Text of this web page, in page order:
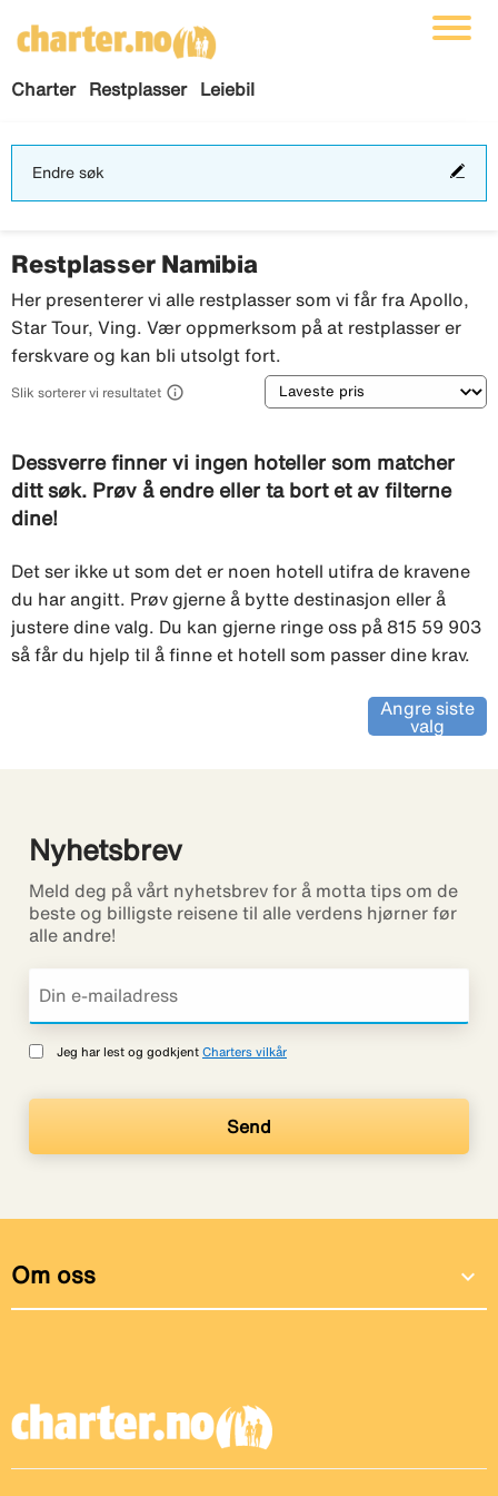
Charter Restplasser Leiebil
Endre søk
Restplasser Namibia
Her presenterer vi alle restplasser som vi får fra Apollo,
Star Tour, Ving. Vær oppmerksom på at restplasser er
ferskvare og kan bli utsolgt fort.
Slik sorterer vi resultatet  Sortering
Dessverre finner vi ingen hoteller som matcher
ditt søk. Prøv å endre eller ta bort et av filterne
dine!
Det ser ikke ut som det er noen hotell utifra de kravene
du har angitt. Prøv gjerne å bytte destinasjon eller å
justere dine valg. Du kan gjerne ringe oss på 815 59 903
så får du hjelp til å finne et hotell som passer dine krav.
Angre siste
valg
Nyhetsbrev
Meld deg på vårt nyhetsbrev for å motta tips om de
beste og billigste reisene til alle verdens hjørner før
alle andre!
Jeg har lest og godkjent Charters vilkår
Om oss expand_more